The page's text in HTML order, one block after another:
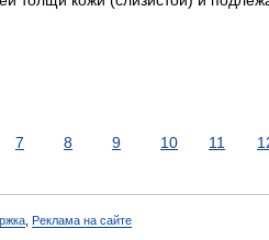
7 8 9 10 11
Реклама на сайте